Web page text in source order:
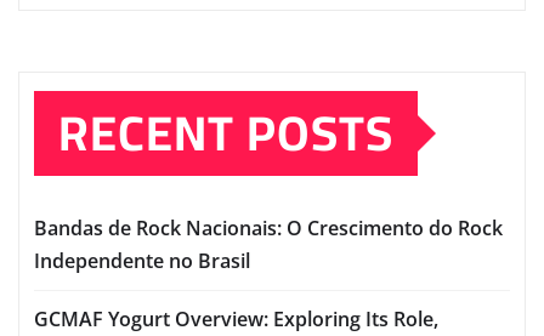
RECENT POSTS
Bandas de Rock Nacionais: O Crescimento do Rock
Independente no Brasil
GCMAF Yogurt Overview: Exploring Its Role,